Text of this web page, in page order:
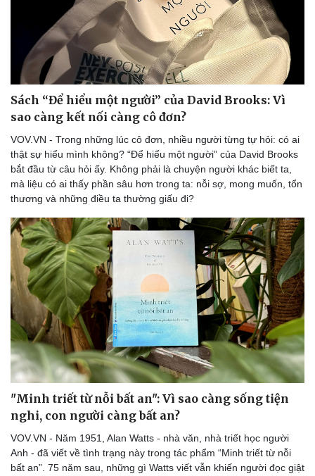
Sách “Để hiểu một người” của David Brooks: Vì
sao càng kết nối càng cô đơn?
VOV.VN - Trong những lúc cô đơn, nhiều người từng tự hỏi: có ai
thật sự hiểu mình không? “Để hiểu một người” của David Brooks
bắt đầu từ câu hỏi ấy. Không phải là chuyện người khác biết ta,
mà liệu có ai thấy phần sâu hơn trong ta: nỗi sợ, mong muốn, tổn
thương và những điều ta thường giấu đi?
"Minh triết từ nỗi bất an": Vì sao càng sống tiện
nghi, con người càng bất an?
VOV.VN - Năm 1951, Alan Watts - nhà văn, nhà triết học người
Anh - đã viết về tình trạng này trong tác phẩm “Minh triết từ nỗi
bất an”. 75 năm sau, những gì Watts viết vẫn khiến người đọc giật